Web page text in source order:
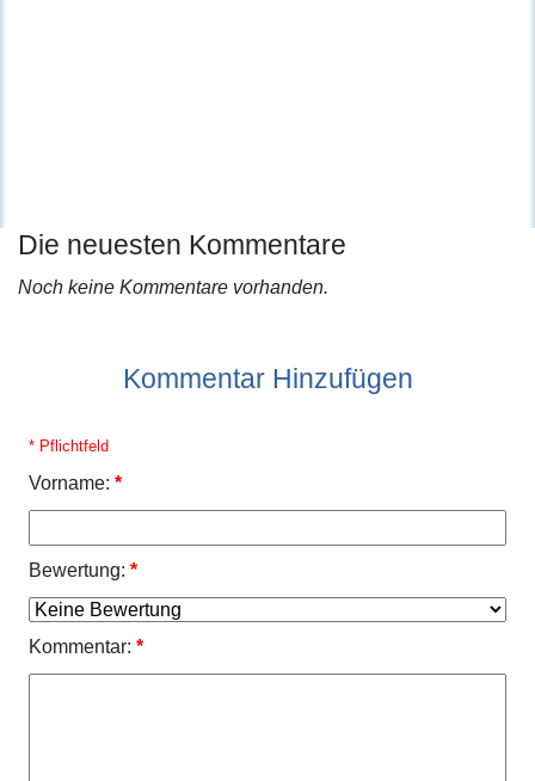
Die neuesten Kommentare
Noch keine Kommentare vorhanden.
Kommentar Hinzufügen
* Pflichtfeld
Vorname: *
Bewertung: *
Kommentar: *